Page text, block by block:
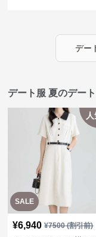
デー
デート服 夏のデート
SALE
¥6,940 ¥7500(割引前)